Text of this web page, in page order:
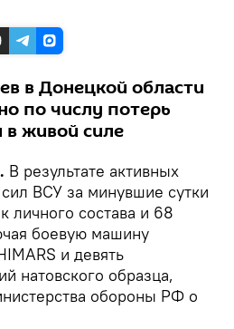
в Донецкой области
по числу потерь
в живой силе
В результате активных
ВСУ за минувшие сутки
личного состава и 68
боевую машину
и девять
натовского образца,
обороны РФ о